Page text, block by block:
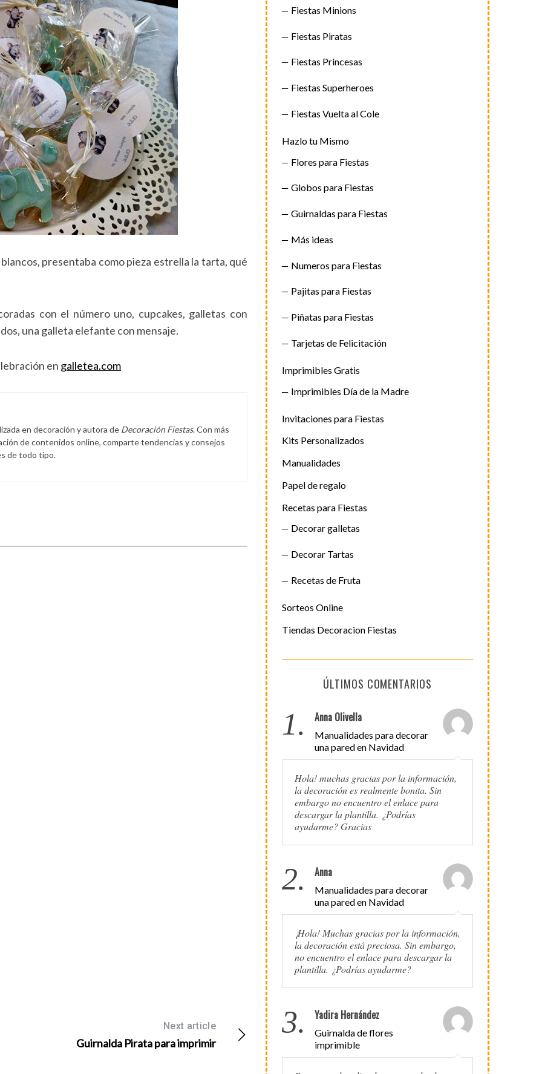
presentaba como pieza estrella la tarta, qué
con el número uno, cupcakes, galletas con
una galleta elefante con mensaje.
en galletea.com
en decoración y autora de Decoración Fiestas. Con más
de contenidos online, comparte tendencias y consejos
de todo tipo.
Next article
Guirnalda Pirata para imprimir
Fiestas Minions
Fiestas Piratas
Fiestas Princesas
Fiestas Superheroes
Fiestas Vuelta al Cole
Hazlo tu Mismo
Flores para Fiestas
Globos para Fiestas
Guirnaldas para Fiestas
Más ideas
Numeros para Fiestas
Pajitas para Fiestas
Piñatas para Fiestas
Tarjetas de Felicitación
Imprimibles Gratis
Imprimibles Día de la Madre
Invitaciones para Fiestas
Kits Personalizados
Manualidades
Papel de regalo
Recetas para Fiestas
Decorar galletas
Decorar Tartas
Recetas de Fruta
Sorteos Online
Tiendas Decoracion Fiestas
ÚLTIMOS COMENTARIOS
1. Anna Olivella
Manualidades para decorar
una pared en Navidad
Hola! muchas gracias por la información,
la decoración es realmente bonita. Sin
embargo no encuentro el enlace para
descargar la plantilla. ¿Podrías
ayudarme? Gracias
2. Anna
Manualidades para decorar
una pared en Navidad
¡Hola! Muchas gracias por la información,
la decoración está preciosa. Sin embargo,
no encuentro el enlace para descargar la
plantilla. ¿Podrías ayudarme?
3. Yadira Hernández
Guirnalda de flores
imprimible